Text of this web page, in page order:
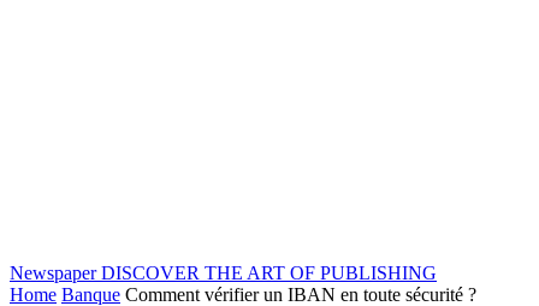
Newspaper DISCOVER THE ART OF PUBLISHING
Home Banque Comment vérifier un IBAN en toute sécurité ?